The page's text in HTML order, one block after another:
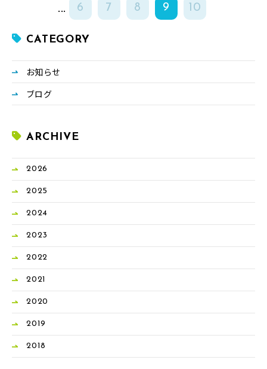
... 6 7 8 9 10
CATEGORY
お知らせ
ブログ
ARCHIVE
2026
2025
2024
2023
2022
2021
2020
2019
2018